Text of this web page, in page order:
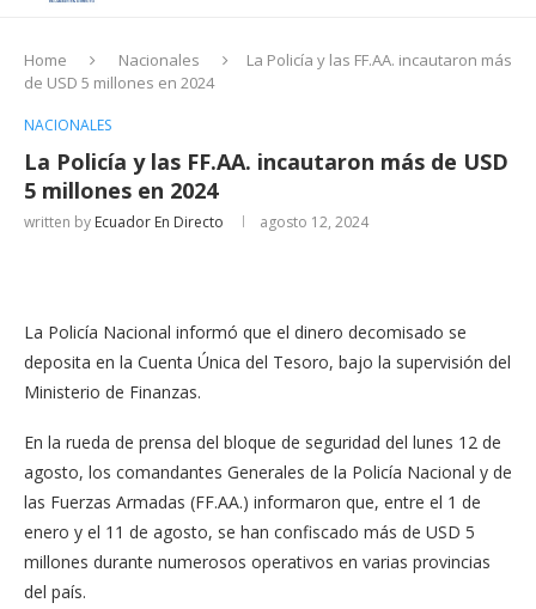
Home Nacionales
La Policía y las FF.AA. incautaron más
de USD 5 millones en 2024
NACIONALES
La Policía y las FF.AA. incautaron más de USD
5 millones en 2024
written by Ecuador En Directo agosto 12, 2024
La Policía Nacional informó que el dinero decomisado se
deposita en la Cuenta Única del Tesoro, bajo la supervisión del
Ministerio de Finanzas.
En la rueda de prensa del bloque de seguridad del lunes 12 de
agosto, los comandantes Generales de la Policía Nacional y de
las Fuerzas Armadas (FF.AA.) informaron que, entre el 1 de
enero y el 11 de agosto, se han confiscado más de USD 5
millones durante numerosos operativos en varias provincias
del país.